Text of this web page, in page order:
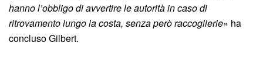
hanno l’obbligo di avvertire le autorità in caso di
ritrovamento lungo la costa, senza però raccoglierle» ha
concluso Gilbert.